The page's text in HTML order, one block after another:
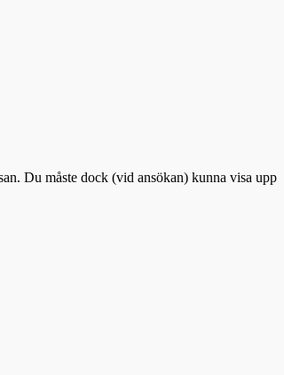
Du måste dock (vid ansökan) kunna visa upp